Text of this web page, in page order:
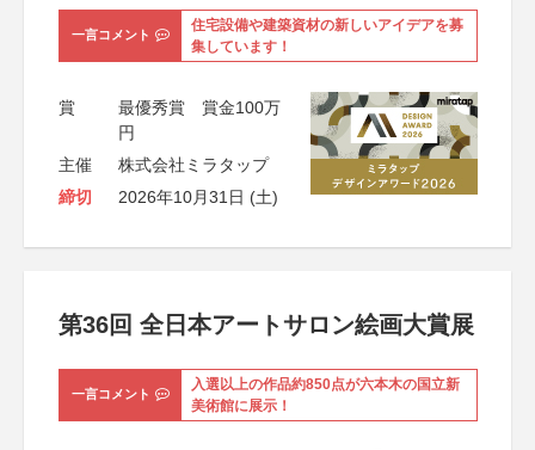
一言コメント
住宅設備や建築資材の新しいアイデアを募
集しています！
賞
最優秀賞 賞金100万
円
主催
株式会社ミラタップ
締切
2026年10月31日 (土)
第36回 全日本アートサロン絵画大賞展
一言コメント
入選以上の作品約850点が六本木の国立新
美術館に展示！